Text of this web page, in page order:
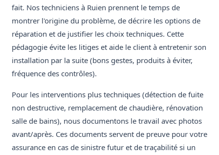
fait. Nos techniciens à Ruien prennent le temps de
montrer l'origine du problème, de décrire les options de
réparation et de justifier les choix techniques. Cette
pédagogie évite les litiges et aide le client à entretenir son
installation par la suite (bons gestes, produits à éviter,
fréquence des contrôles).
Pour les interventions plus techniques (détection de fuite
non destructive, remplacement de chaudière, rénovation
salle de bains), nous documentons le travail avec photos
avant/après. Ces documents servent de preuve pour votre
assurance en cas de sinistre futur et de traçabilité si un